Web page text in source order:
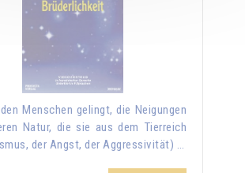
Menschen gelingt, die Neigungen
Natur, die sie aus dem Tierreich
der Angst, der Aggressivität) …